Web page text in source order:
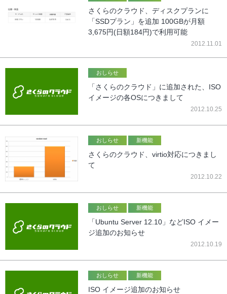
さくらのクラウド、ディスクプランに
「SSDプラン」を追加 100GBが月額
3,675円(日額184円)で利用可能
2012.11.01
おしらせ
「さくらのクラウド」に追加された、ISO
イメージの各OSにつきまして
2012.10.25
おしらせ 新機能
さくらのクラウド、virtio対応につきまし
て
2012.10.22
おしらせ 新機能
「Ubuntu Server 12.10」などISO イメー
ジ追加のお知らせ
2012.10.19
おしらせ 新機能
ISO イメージ追加のお知らせ